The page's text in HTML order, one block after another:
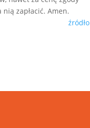
zapłacić. Amen.
źródło